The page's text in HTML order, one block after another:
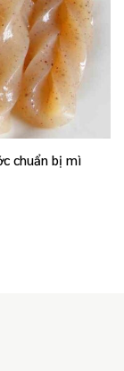
chuẩn bị mì